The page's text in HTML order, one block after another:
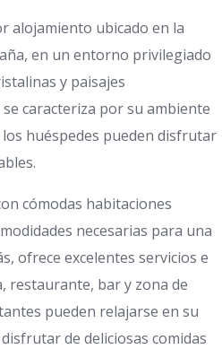
alojamiento ubicado en la
en un entorno privilegiado
y paisajes
caracteriza por su ambiente
huéspedes pueden disfrutar
cómodas habitaciones
necesarias para una
ofrece excelentes servicios e
restaurante, bar y zona de
pueden relajarse en su
de deliciosas comidas